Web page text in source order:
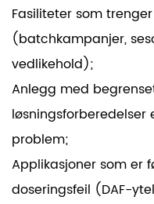
Fasiliteter som
(batchkampanjer,
vedlikehold);
Anlegg med
problem;
Applikasjoner som er
doseringsfeil (DAF-